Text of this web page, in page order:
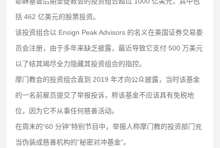
括 462 亿美元的股票投资。
该投资组合以 Ensign Peak Advisors 的名义在美国证券交易委
员会注册，由于多年来缺乏披露，最近导致它支付 500 万美元
以了结其竭尽全力隐藏其投资组合的指控。
摩门教会的投资组合直到 2019 年才向公众披露，当时该基金
的一名前雇员提交了举报投诉，称该基金不应该具有免税地
位，因为它不从事任何慈善活动。
在周末的“60 分钟”特别节目中，举报人称摩门教的投资部门充
当伪装成慈善机构的“秘密对冲基金”。